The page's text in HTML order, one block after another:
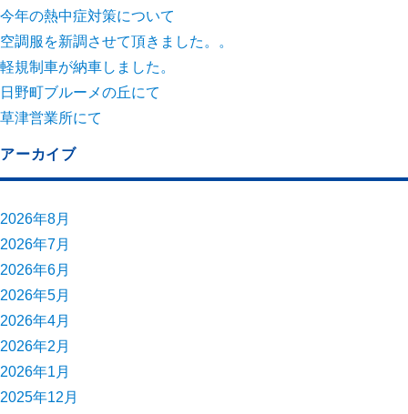
今年の熱中症対策について
空調服を新調させて頂きました。。
軽規制車が納車しました。
日野町ブルーメの丘にて
草津営業所にて
アーカイブ
2026年8月
2026年7月
2026年6月
2026年5月
2026年4月
2026年2月
2026年1月
2025年12月